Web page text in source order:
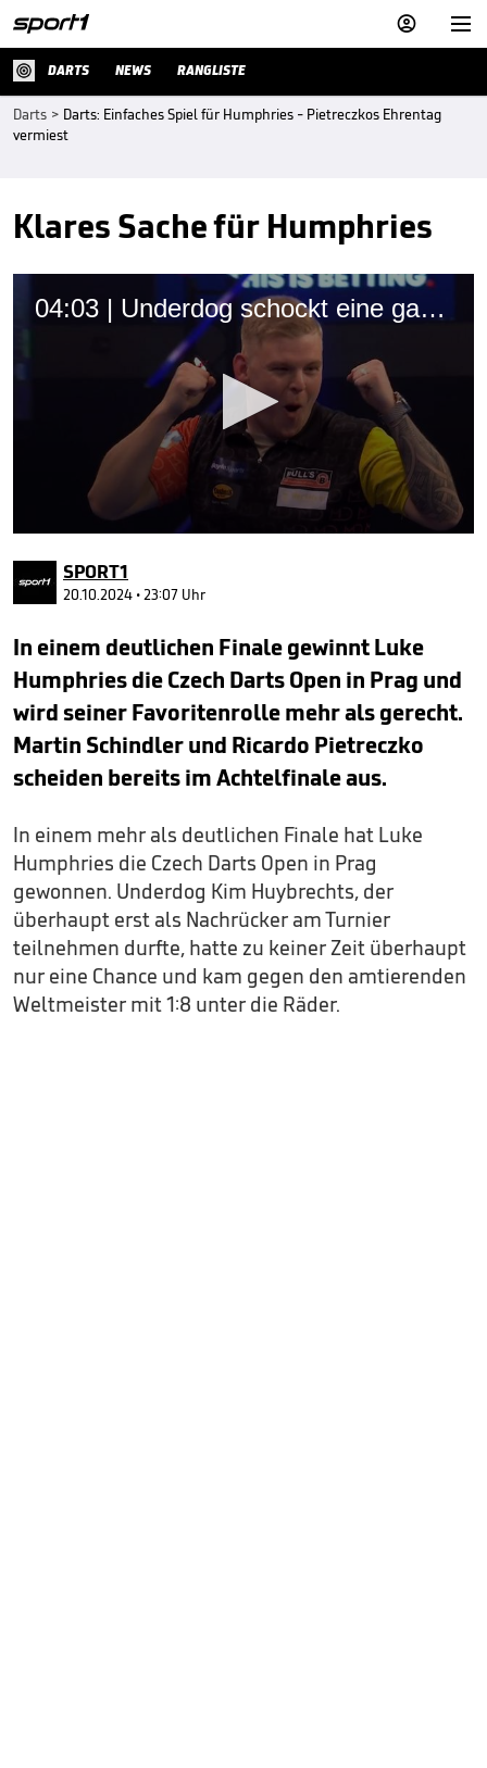


DARTS NEWS RANGLISTE
Darts > Darts: Einfaches Spiel für Humphries - Pietreczkos Ehrentag
vermiest
Klares Sache für Humphries
04:03 | Underdog schockt eine ganze Sportart
seconds
of
minutes,
seconds
SPORT1
20.10.2024 • 23:07 Uhr
In einem deutlichen Finale gewinnt Luke
Humphries die Czech Darts Open in Prag und
wird seiner Favoritenrolle mehr als gerecht.
Martin Schindler und Ricardo Pietreczko
scheiden bereits im Achtelfinale aus.
In einem mehr als deutlichen Finale hat Luke
Humphries die Czech Darts Open in Prag
gewonnen. Underdog Kim Huybrechts, der
überhaupt erst als Nachrücker am Turnier
teilnehmen durfte, hatte zu keiner Zeit überhaupt
nur eine Chance und kam gegen den amtierenden
Weltmeister mit 1:8 unter die Räder.